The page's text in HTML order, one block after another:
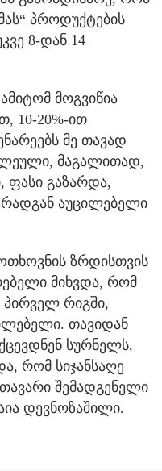
პროდუქტების
8-დან 14
მოგვიწია
10-20%-ით
მე თავად
მაგალითად,
ფასი გაზარდა,
აუცილებელი
ზრდისთვის
მიხვდა, რომ
რიგში,
თავიდან
სურნელს,
რომ სიჯანსაღე
შემადგენელი
დევნოზაშილი.